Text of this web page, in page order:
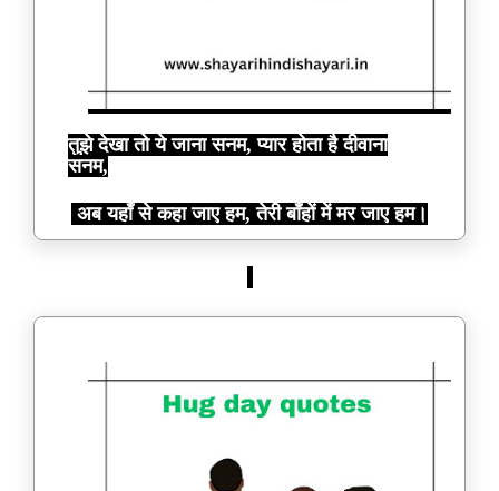
तुझे देखा तो ये जाना सनम, प्यार होता है दीवाना
सनम,
अब यहाँ से कहा जाए हम, तेरी बाँहों में मर जाए हम।